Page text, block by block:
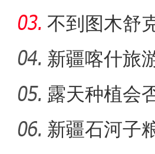
新疆图木
不到图木舒
团
新疆喀什旅
露天种植会
新疆石河子